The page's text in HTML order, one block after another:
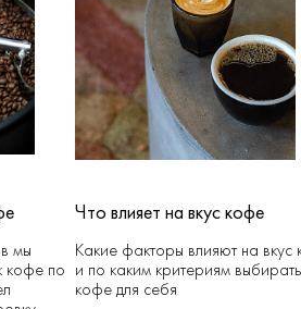
мы
кофе по
Что влияет на вкус кофе
Какие факторы влияют на вкус
и по каким критериям выбирать
кофе для себя